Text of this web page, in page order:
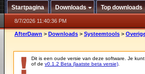
Startpagina Downloads Top downloads
8/7/2026 11:40:36 PM
AfterDawn > Downloads > Systeemtools >
Dit is een oude versie van deze software. Je
of de v0.1.2 Beta (laatste beta versie)